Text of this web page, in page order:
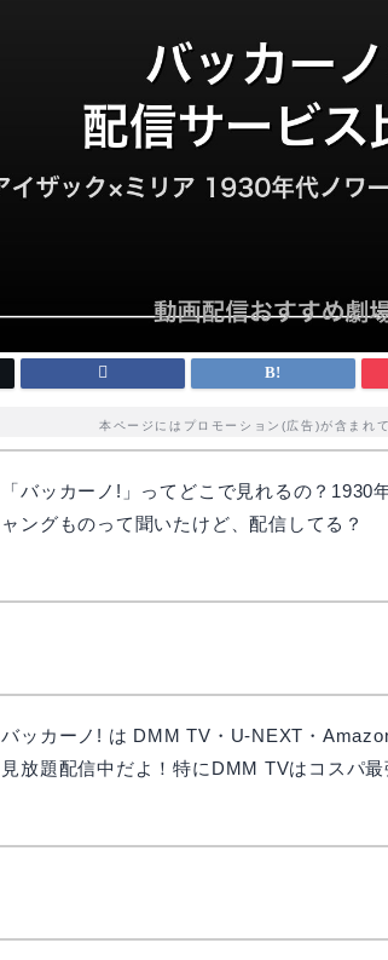
本ページにはプロモーション(広告)が含まれて
「バッカーノ!」ってどこで見れるの？1930
ャングものって聞いたけど、配信してる？
バッカーノ! は DMM TV・U-NEXT・
見放題配信中だよ！特にDMM TVはコスパ最